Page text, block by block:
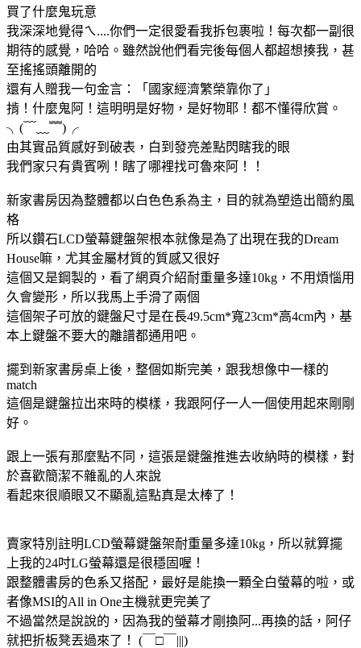
買了什麼鬼玩意
我深深地覺得ㄟ....你們一定很愛看我拆包裹啦！每次都一副很
期待的感覺，哈哈。雖然說他們看完後每個人都超想揍我，甚
至搖搖頭離開的
還有人贈我一句金言：「國家經濟繁榮靠你了」
掯！什麼鬼阿！這明明是好物，是好物耶！都不懂得欣賞。
╮(﹋﹏﹌)╭
由其實品質感好到破表，白到發亮差點閃瞎我的眼
我們家只有貴賓咧！瞎了哪裡找可魯來阿！！
新家書房因為整體都以白色色系為主，目的就為塑造出簡約風
格
所以鑽石LCD螢幕鍵盤架根本就像是為了出現在我的Dream
House嘛，尤其金屬材質的質感又很好
這個又是鋼製的，看了網頁介紹耐重量多達10kg，不用煩惱用
久會變形，所以我馬上手滑了兩個
這個架子可放的鍵盤尺寸是在長49.5cm*寬23cm*高4cm內，基
本上鍵盤不要大的離譜都通用吧。
擺到新家書房桌上後，整個如斯完美，跟我想像中一樣的
match
這個是鍵盤拉出來時的模樣，我跟阿仔一人一個使用起來剛剛
好。
跟上一張有那麼點不同，這張是鍵盤推進去收納時的模樣，對
於喜歡簡潔不雜亂的人來說
看起來很順眼又不顯亂這點真是太棒了！
賣家特別註明LCD螢幕鍵盤架耐重量多達10kg，所以就算擺
上我的24吋LG螢幕還是很穩固喔！
跟整體書房的色系又搭配，最好是能換一顆全白螢幕的啦，或
者像MSI的All in One主機就更完美了
不過當然是說說的，因為我的螢幕才剛換阿...再換的話，阿仔
就把折板凳丟過來了！ (￣□￣|||)